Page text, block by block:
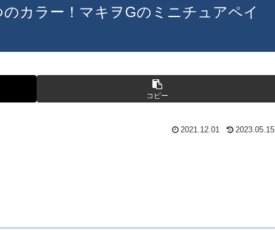
のカラー！マキヲGのミニチュアペイ
コピー
2021.12.01 2023.05.15